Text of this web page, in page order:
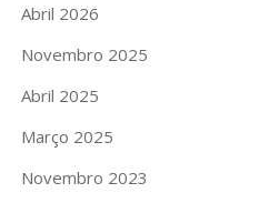
Abril 2026
Novembro 2025
Abril 2025
Março 2025
Novembro 2023